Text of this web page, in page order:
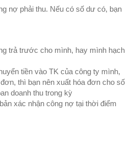
nợ phải thu. Nếu có số dư có, bạn
trả trước cho mình, hay mình hạch
tiền vào TK của công ty mình,
thì bạn nên xuất hóa đơn cho số
doanh thu trong kỳ
xác nhận công nợ tại thời điểm